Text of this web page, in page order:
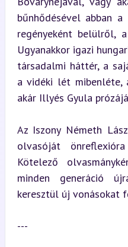
bűnhődésével abban
regényeként belülről,
Ugyanakkor igazi
társadalmi háttér, a
a vidéki lét mibenléte,
akár Illyés Gyula
Az Iszony Németh
olvasóját
Kötelező
minden generáció
keresztül új vonásokat
---